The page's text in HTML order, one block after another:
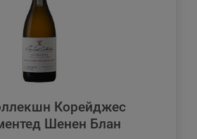
Корейджес
Шенен Блан